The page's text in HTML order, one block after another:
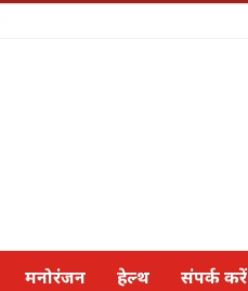
मनोरंजन हेल्थ संपर्क करें